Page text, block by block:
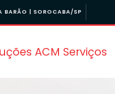
BARÃO | SOROCABA/SP
ACM Serviços